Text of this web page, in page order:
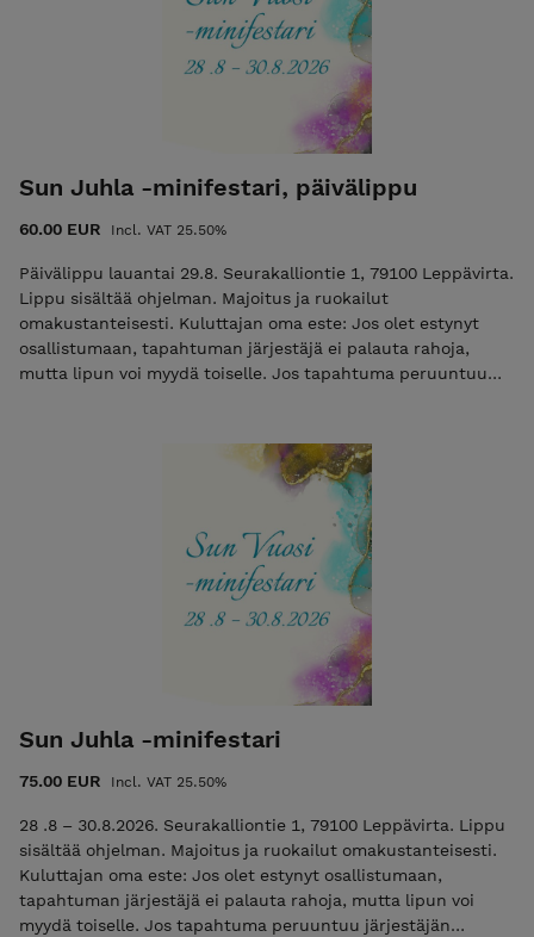
Sun Juhla -minifestari, päivälippu
60.00 EUR Incl. VAT 25.50%
Päivälippu lauantai 29.8. Seurakalliontie 1, 79100 Leppävirta.
Lippu sisältää ohjelman. Majoitus ja ruokailut
omakustanteisesti. Kuluttajan oma este: Jos olet estynyt
osallistumaan, tapahtuman järjestäjä ei palauta rahoja,
mutta lipun voi myydä toiselle. Jos tapahtuma peruuntuu
Sun Juhla -minifestari
75.00 EUR Incl. VAT 25.50%
28 .8 – 30.8.2026. Seurakalliontie 1, 79100 Leppävirta. Lippu
sisältää ohjelman. Majoitus ja ruokailut omakustanteisesti.
Kuluttajan oma este: Jos olet estynyt osallistumaan,
tapahtuman järjestäjä ei palauta rahoja, mutta lipun voi
myydä toiselle. Jos tapahtuma peruuntuu järjestäjän